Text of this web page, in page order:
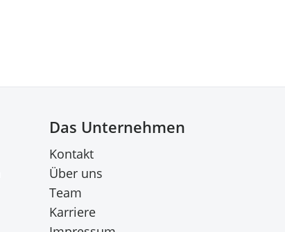
Das Unternehmen
Kontakt
Über uns
Team
Karriere